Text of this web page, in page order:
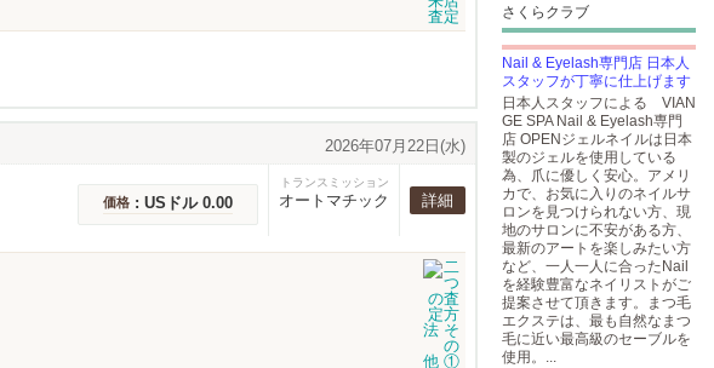
2026年07月22日(水)
価格 : USドル 0.00
トランスミッション
オートマチック 詳細
さくらクラブ
Nail & Eyelash専門店 日本人
スタッフが丁寧に仕上げます
日本人スタッフによる VIAN
GE SPA Nail & Eyelash専門
店 OPENジェルネイルは日本
製のジェルを使用している
為、爪に優しく安心。アメリ
カで、お気に入りのネイルサ
ロンを見つけられない方、現
地のサロンに不安がある方、
最新のアートを楽しみたい方
など、一人一人に合ったNail
を経験豊富なネイリストがご
提案させて頂きます。まつ毛
エクステは、最も自然なまつ
毛に近い最高級のセーブルを
使用。...